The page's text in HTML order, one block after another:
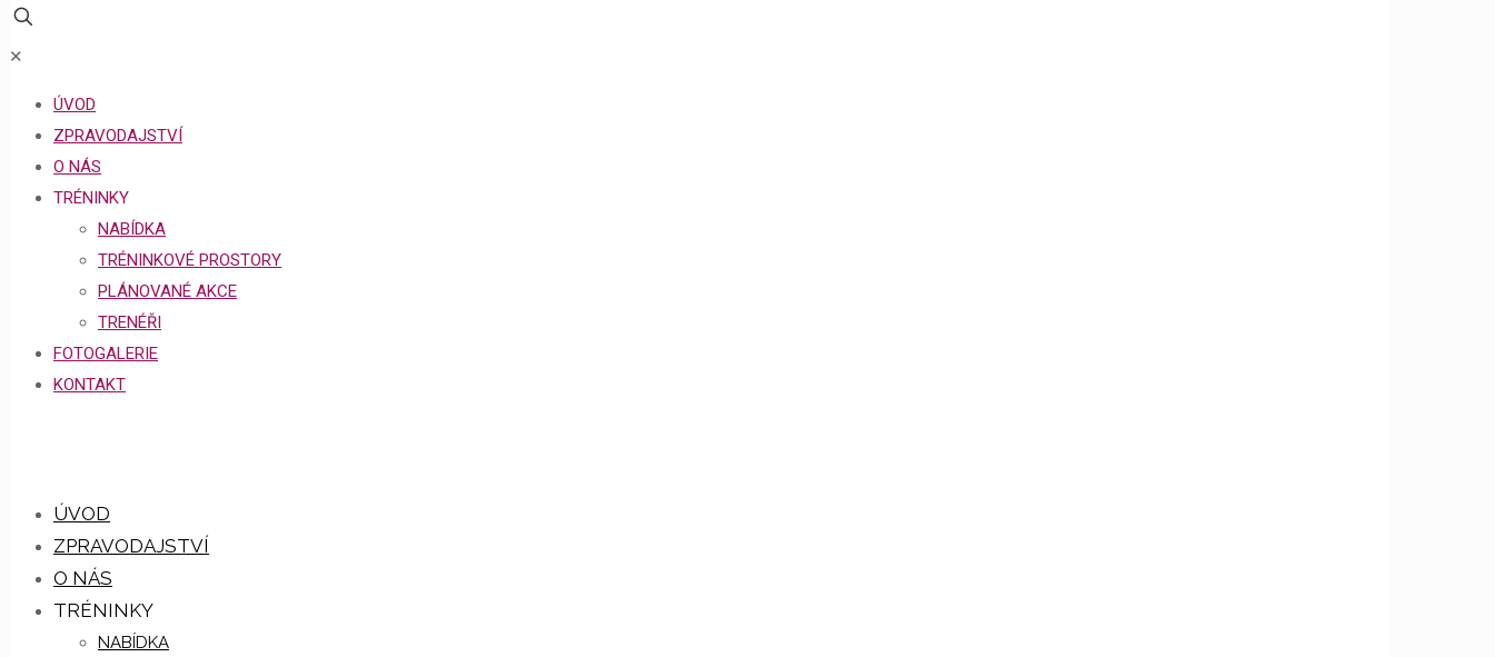
✕
ÚVOD
ZPRAVODAJSTVÍ
O NÁS
TRÉNINKY
NABÍDKA
TRÉNINKOVÉ PROSTORY
PLÁNOVANÉ AKCE
TRENÉŘI
FOTOGALERIE
KONTAKT
ÚVOD
ZPRAVODAJSTVÍ
O NÁS
TRÉNINKY
NABÍDKA